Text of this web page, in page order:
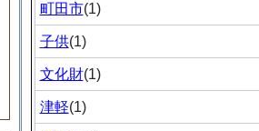
町田市(1)
子供(1)
文化財(1)
津軽(1)